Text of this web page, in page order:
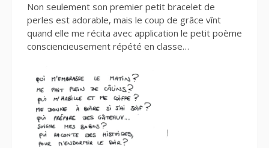
Non seulement son premier petit bracelet de
perles est adorable, mais le coup de grâce vînt
quand elle me récita avec application le petit poème
consciencieusement répété en classe…